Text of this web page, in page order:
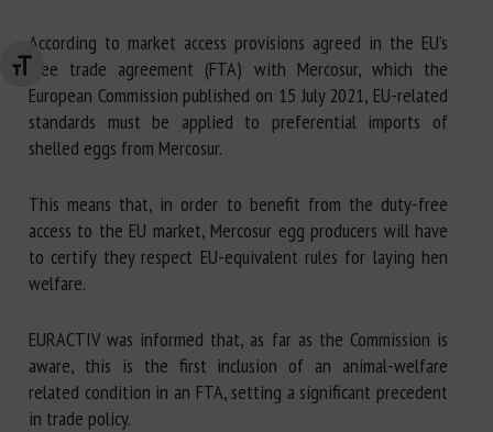
Changer la taille de la police
According to market access provisions agreed in the EU’s
free trade agreement (FTA) with Mercosur, which the
European Commission published on 15 July 2021, EU-related
standards must be applied to preferential imports of
shelled eggs from Mercosur.
This means that, in order to benefit from the duty-free
access to the EU market, Mercosur egg producers will have
to certify they respect EU-equivalent rules for laying hen
welfare.
EURACTIV was informed that, as far as the Commission is
aware, this is the first inclusion of an animal-welfare
related condition in an FTA, setting a significant precedent
in trade policy.